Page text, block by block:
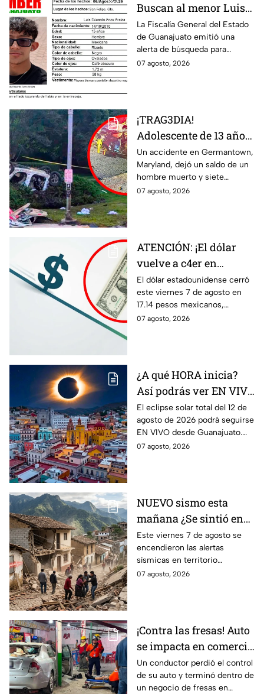
Buscan al menor Luis
Eduardo Anzo Araiza
desaparecido en San
Felipe
La Fiscalía General del Estado
de Guanajuato emitió una
alerta de búsqueda para
localizar al menor Luis Eduardo
07 agosto, 2026
¡TRAG3DIA!
Adolescente de 13 años
desata FATAL CHOQUE
con auto rob4do:
reportan un mu3rto y
siete menores heridos
Un accidente en Germantown,
Maryland, dejó un saldo de un
hombre muerto y siete
menores heridos luego de un
07 agosto, 2026
ATENCIÓN: ¡El dólar
vuelve a c4er en
Guanajuato! Esto cuesta
HOY 7 de agosto:
¿conviene comprar?
El dólar estadounidense cerró
este viernes 7 de agosto en
17.14 pesos mexicanos,
manteniendo una tendencia a
07 agosto, 2026
¿A qué HORA inicia?
Así podrás ver EN VIVO
desde Guanajuato el
eclipse solar total del 12
de agosto de 2026
El eclipse solar total del 12 de
agosto de 2026 podrá seguirse
EN VIVO desde Guanajuato.
Conoce a qué hora inicia
07 agosto, 2026
NUEVO sismo esta
mañana ¿Se sintió en
Guanajuato? Sismo de
4.2 despertó con alertas
en México
Este viernes 7 de agosto se
encendieron las alertas
sísmicas en territorio
mexicano, conoce dónde fue y
07 agosto, 2026
¡Contra las fresas! Auto
se impacta en comercio
de fresas durante la
noche; esto sabemos
Un conductor perdió el control
de su auto y terminó dentro de
un negocio de fresas en